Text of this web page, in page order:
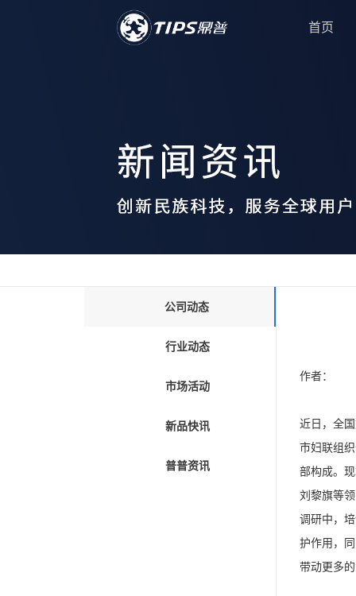
首页
公司动态
行业动态
市场活动
新品快讯
普普资讯
作者：
近日，全
市妇联组
部构成。
刘黎旗等
调研中，
护作用，
带动更多